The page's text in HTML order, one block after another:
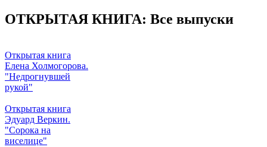
ОТКРЫТАЯ КНИГА: Все выпуски
Открытая книга
Елена Холмогорова.
"Недрогнувшей
рукой"
Открытая книга
Эдуард Веркин.
"Сорока на
виселице"